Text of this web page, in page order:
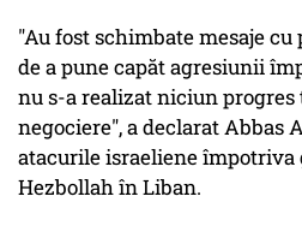
"Au fost schimbate mesaje
de a pune capăt agresiunii
nu s-a realizat niciun
negociere", a declarat Abbas
atacurile israeliene
Hezbollah în Liban.